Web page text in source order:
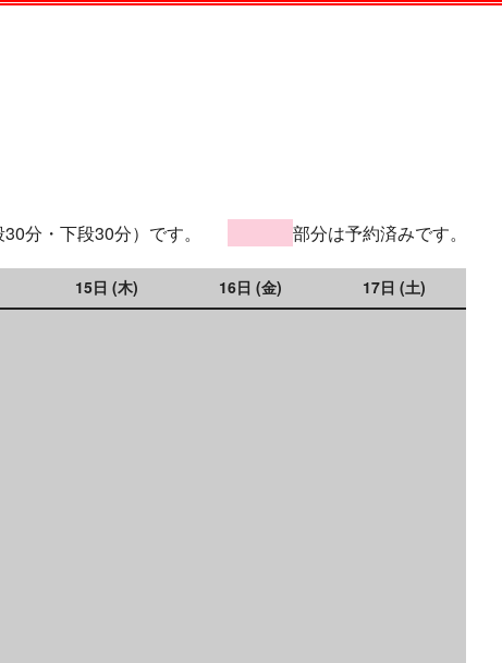
分・下段30分）です。 部分は予約済みです。
15日 (木) 16日 (金) 17日 (土)